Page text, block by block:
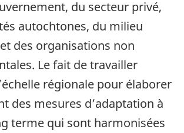
du secteur privé,
autochtones, du milieu
des organisations non
Le fait de travailler
régionale pour élaborer
des mesures d’adaptation à
terme qui sont harmonisées